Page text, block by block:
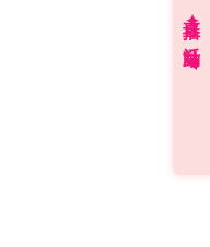
直播✦活動